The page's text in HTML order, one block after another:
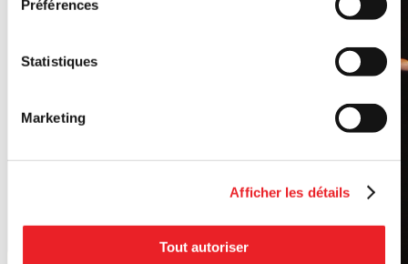
Préférences
Statistiques
Marketing
Afficher les détails
Tout autoriser